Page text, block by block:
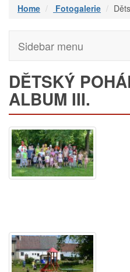
Home Fotogalerie
Sidebar menu
DĚTSKÝ
ALBUM III.